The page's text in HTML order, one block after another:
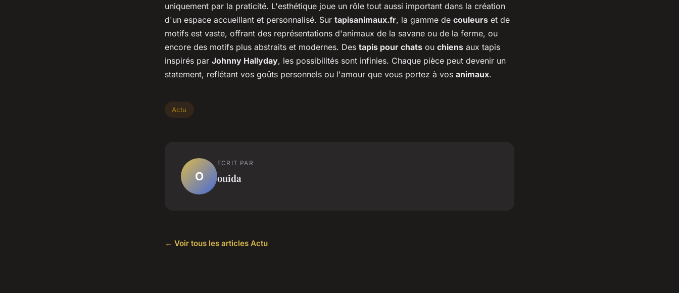
uniquement par la praticité. L'esthétique joue un rôle tout aussi important dans la création
d'un espace accueillant et personnalisé. Sur tapisanimaux.fr, la gamme de couleurs et de
motifs est vaste, offrant des représentations d'animaux de la savane ou de la ferme, ou
encore des motifs plus abstraits et modernes. Des tapis pour chats ou chiens aux tapis
inspirés par Johnny Hallyday, les possibilités sont infinies. Chaque pièce peut devenir un
statement, reflétant vos goûts personnels ou l'amour que vous portez à vos animaux.
Actu
O
ECRIT PAR
ouida
← Voir tous les articles Actu